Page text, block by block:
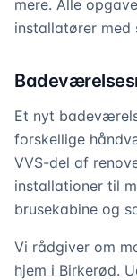
mere. Alle
installatører med
Et nyt
forskellige
VVS-del af
installationer til
brusekabine og
Vi rådgiver om
hjem i Birkerød.